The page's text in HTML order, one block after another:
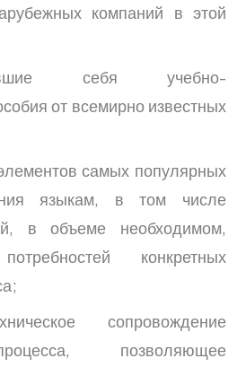
компаний в этой
себя учебно-
от всемирно известных
самых популярных
языкам, в том числе
в объеме необходимом,
конкретных
сопровождение
позволяющее